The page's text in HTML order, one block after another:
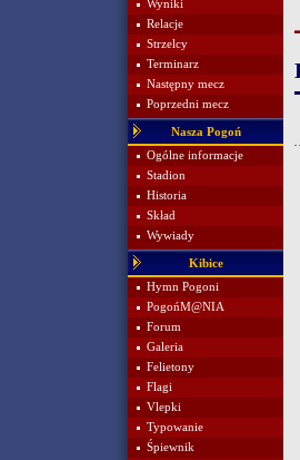
Wyniki
Relacje
Strzelcy
Terminarz
Następny mecz
Poprzedni mecz
Nasza Pogoń
Ogólne informacje
Stadion
Historia
Skład
Wywiady
Kibice
Hymn Pogoni
PogońM@NIA
Forum
Galeria
Felietony
Flagi
Vlepki
Typowanie
Śpiewnik